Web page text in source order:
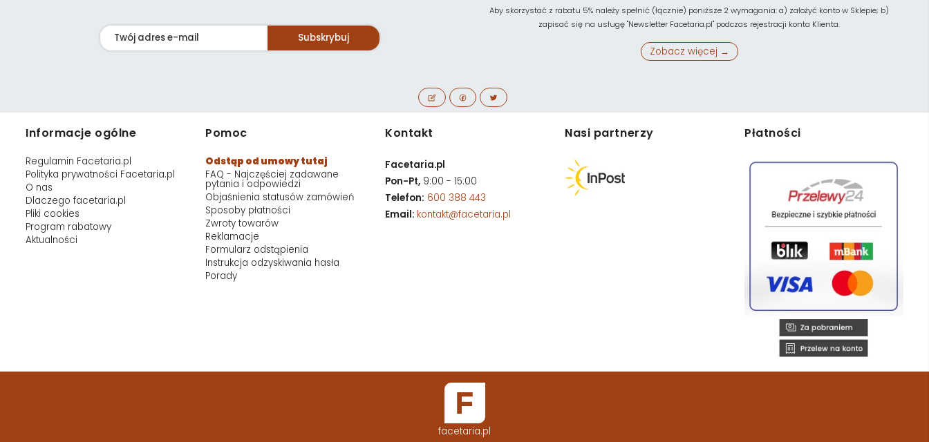
Subskrybuj
Aby skorzystać z rabatu 5% należy spełnić (łącznie) poniższe 2 wymagania: a) założyć konto w Sklepie; b)
zapisać się na usługę "Newsletter Facetaria.pl" podczas rejestracji konta Klienta.
Zobacz więcej →
Informacje ogólne
Regulamin Facetaria.pl
Polityka prywatności Facetaria.pl
O nas
Dlaczego facetaria.pl
Pliki cookies
Program rabatowy
Aktualności
Pomoc
Odstąp od umowy tutaj
FAQ - Najczęściej zadawane
pytania i odpowiedzi
Objaśnienia statusów zamówień
Sposoby płatności
Zwroty towarów
Reklamacje
Formularz odstąpienia
Instrukcja odzyskiwania hasła
Porady
Kontakt
Facetaria.pl
Pon-Pt, 9:00 - 15:00
Telefon: 600 388 443
Email: kontakt@facetaria.pl
Nasi partnerzy Płatności
facetaria.pl